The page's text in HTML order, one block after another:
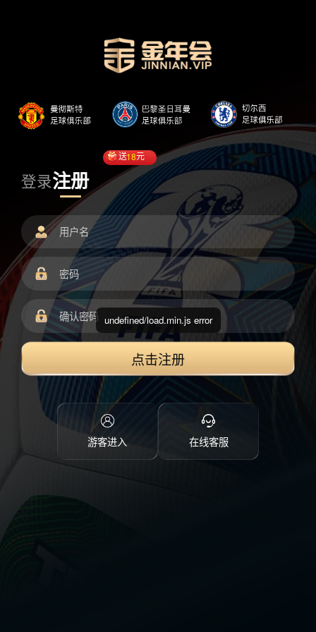
登录注册
送18元
点击注册
游客进入 在线客服
undefined/load.min.js error